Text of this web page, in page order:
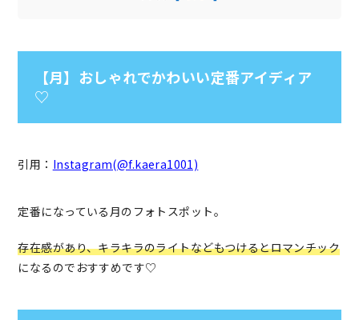
【月】おしゃれでかわいい定番アイディア
♡
引用： Instagram(@f.kaera1001)
定番になっている月のフォトスポット。
存在感があり、キラキラのライトなどもつけるとロマンチック
になるのでおすすめです♡